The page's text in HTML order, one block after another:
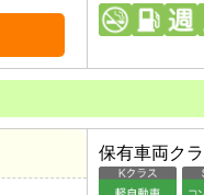
保有車両ク